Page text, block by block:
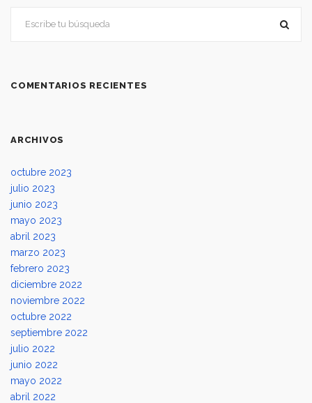
COMENTARIOS RECIENTES
ARCHIVOS
octubre 2023
julio 2023
junio 2023
mayo 2023
abril 2023
marzo 2023
febrero 2023
diciembre 2022
noviembre 2022
octubre 2022
septiembre 2022
julio 2022
junio 2022
mayo 2022
abril 2022